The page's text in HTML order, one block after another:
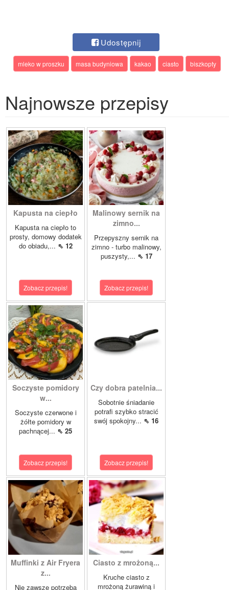
Udostępnij
mleko w proszku masa budyniowa kakao ciasto biszkopty
Najnowsze przepisy
Kapusta na ciepło
Kapusta na ciepło to
prosty, domowy dodatek
do obiadu,... ⇖ 12
Zobacz przepis!
Malinowy sernik na
zimno...
Przepyszny sernik na
zimno - turbo malinowy,
puszysty,... ⇖ 17
Zobacz przepis!
Soczyste pomidory
w...
Soczyste czerwone i
żółte pomidory w
pachnącej... ⇖ 25
Zobacz przepis!
Czy dobra patelnia...
Sobotnie śniadanie
potrafi szybko stracić
swój spokojny... ⇖ 16
Zobacz przepis!
Muffinki z Air Fryera
z...
Nie zawsze potrzeba
Ciasto z mrożoną...
Kruche ciasto z
mrożoną żurawiną i